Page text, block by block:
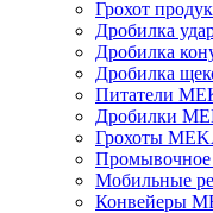
Грохот
Дробилка
Дробилка
Дробилка
Питатели
Дробилки
Грохоты
Промывочное
Мобильные
Конвейеры